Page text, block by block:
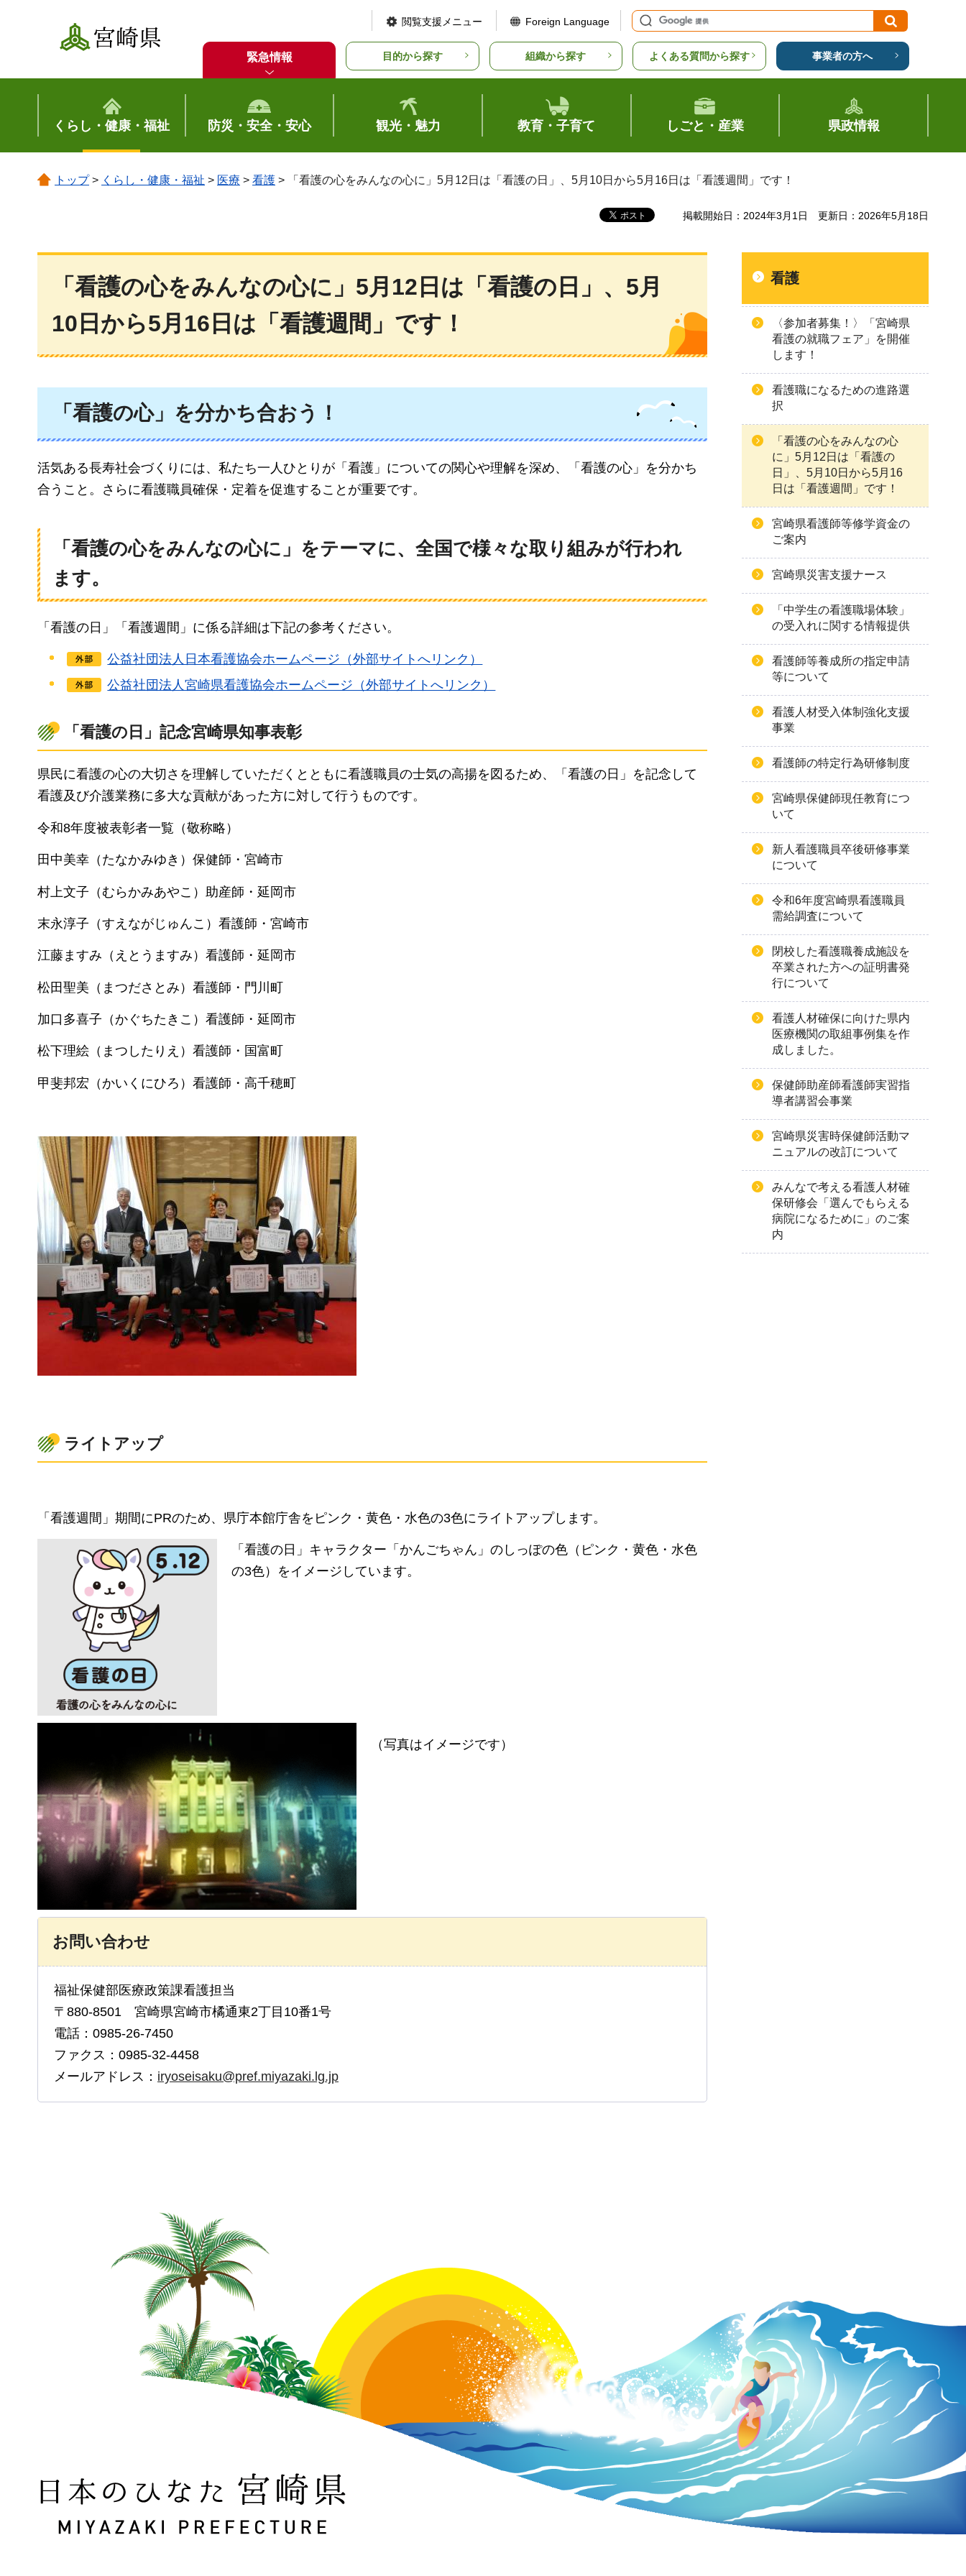
宮崎県
閲覧支援メニュー Foreign Language
緊急情報 目的から探す 組織から探す よくある質問から探す 事業者の方へ
くらし・健康・福祉 防災・安全・安心 観光・魅力 教育・子育て しごと・産業 県政情報
トップ> くらし・健康・福祉 > 医療 > 看護 > 「看護の心をみんなの心に」5月12日は「看護の日」、5月10日から5月16日は「看護週間」です！
掲載開始日：2024年3月1日 更新日：2026年5月18日
「看護の心をみんなの心に」5月12日は「看護の日」、5月
10日から5月16日は「看護週間」です！
「看護の心」を分かち合おう！
活気ある長寿社会づくりには、私たち一人ひとりが「看護」についての関心や理解を深め、「看護の心」を分かち
合うこと。さらに看護職員確保・定着を促進することが重要です。
「看護の心をみんなの心に」をテーマに、全国で様々な取り組みが行われ
ます。
「看護の日」「看護週間」に係る詳細は下記の参考ください。
公益社団法人日本看護協会ホームページ（外部サイトへリンク）
公益社団法人宮崎県看護協会ホームページ（外部サイトへリンク）
「看護の日」記念宮崎県知事表彰
県民に看護の心の大切さを理解していただくとともに看護職員の士気の高揚を図るため、「看護の日」を記念して
看護及び介護業務に多大な貢献があった方に対して行うものです。
令和8年度被表彰者一覧（敬称略）
田中美幸（たなかみゆき）保健師・宮崎市
村上文子（むらかみあやこ）助産師・延岡市
末永淳子（すえながじゅんこ）看護師・宮崎市
江藤ますみ（えとうますみ）看護師・延岡市
松田聖美（まつださとみ）看護師・門川町
加口多喜子（かぐちたきこ）看護師・延岡市
松下理絵（まつしたりえ）看護師・国富町
甲斐邦宏（かいくにひろ）看護師・高千穂町
ライトアップ
「看護週間」期間にPRのため、県庁本館庁舎をピンク・黄色・水色の3色にライトアップします。
「看護の日」キャラクター「かんごちゃん」のしっぽの色（ピンク・黄色・水色
の3色）をイメージしています。
（写真はイメージです）
お問い合わせ
福祉保健部医療政策課看護担当
〒880-8501 宮崎県宮崎市橘通東2丁目10番1号
電話：0985-26-7450
ファクス：0985-32-4458
メールアドレス： iryoseisaku@pref.miyazaki.lg.jp
看護
〈参加者募集！〉「宮崎県
看護の就職フェア」を開催
します！
看護職になるための進路選
択
「看護の心をみんなの心
に」5月12日は「看護の
日」、5月10日から5月16
日は「看護週間」です！
宮崎県看護師等修学資金の
ご案内
宮崎県災害支援ナース
「中学生の看護職場体験」
の受入れに関する情報提供
看護師等養成所の指定申請
等について
看護人材受入体制強化支援
事業
看護師の特定行為研修制度
宮崎県保健師現任教育につ
いて
新人看護職員卒後研修事業
について
令和6年度宮崎県看護職員
需給調査について
閉校した看護職養成施設を
卒業された方への証明書発
行について
看護人材確保に向けた県内
医療機関の取組事例集を作
成しました。
保健師助産師看護師実習指
導者講習会事業
宮崎県災害時保健師活動マ
ニュアルの改訂について
みんなで考える看護人材確
保研修会「選んでもらえる
病院になるために」のご案
内
日本のひなた 宮崎県 MIYAZAKI PREFECTURE